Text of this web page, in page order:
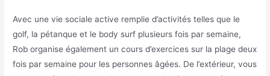
Avec une vie sociale active remplie d’activités telles que le
golf, la pétanque et le body surf plusieurs fois par semaine,
Rob organise également un cours d’exercices sur la plage deux
fois par semaine pour les personnes âgées. De l’extérieur, vous